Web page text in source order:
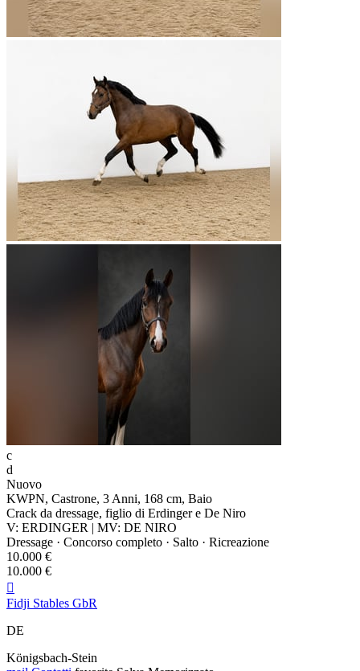
c
d
Nuovo
KWPN, Castrone, 3 Anni, 168 cm, Baio
Crack da dressage, figlio di Erdinger e De Niro
V: ERDINGER | MV: DE NIRO
Dressage · Concorso completo · Salto · Ricreazione
10.000 €
10.000 €

Fidji Stables GbR
DE
Königsbach-Stein